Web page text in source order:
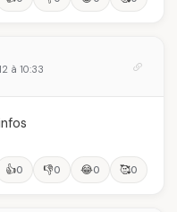
à 10:33
👍0 👎0 😂0 🥰0